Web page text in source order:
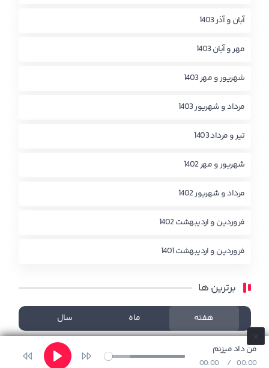
من داد میزنم
00:00 00:00
آبان و آذر 1403
مهر و آبان 1403
شهریور و مهر 1403
مرداد و شهریور 1403
تیر و مرداد 1403
شهریور و مهر 1402
مرداد و شهریور 1402
فروردین و اردیبهشت 1402
فروردین و اردیبهشت 1401
برترین ها
هفته ماه سال